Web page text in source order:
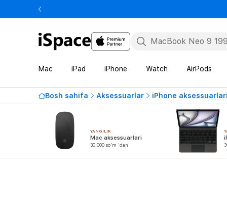
Mac iPad iPhone Watch AirPods
Bosh sahifa Aksessuarlar iPhone
YANGILIK
Mac aksessuarlari
30 000 so'm 'dan